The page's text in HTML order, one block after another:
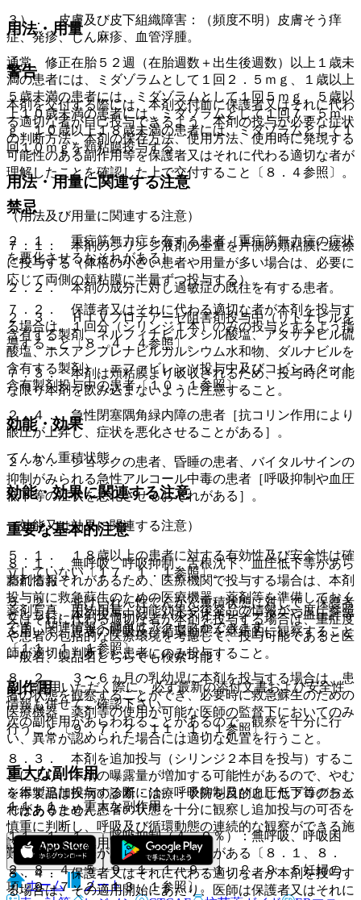
３）． 皮膚及び皮下組織障害：（頻度不明）皮膚そう痒
症、発疹、じん麻疹、血管浮腫。
警告
本剤を交付する際には、本剤交付前に保護者又はそれに代わ
る適切な者が自己投与できるよう、本剤の投与が必要な症状
の判断方法、本剤の保存方法、使用方法、使用時に発現する
可能性のある副作用等を保護者又はそれに代わる適切な者が
理解したことを確認した上で交付すること〔８．４参照〕。
禁忌
２．１． 重症筋無力症を有する患者［重症筋無力症の症状
を悪化させるおそれがある］。
２．２． 本剤の成分に対し過敏症の既往を有する患者。
２．３． ＨＩＶプロテアーゼ阻害剤投与中（リトナビルを
含有する製剤、ネルフィナビルメシル酸塩、アタザナビル硫
酸塩、ホスアンプレナビルカルシウム水和物、ダルナビルを
含有する製剤）、エファビレンツ投与中及びコビシスタット
含有製剤投与中の患者〔１０．１参照〕。
２．４． 急性閉塞隅角緑内障の患者［抗コリン作用により
眼圧が上昇し、症状を悪化させることがある］。
２．５． ショックの患者、昏睡の患者、バイタルサインの
抑制がみられる急性アルコール中毒の患者［呼吸抑制や血圧
低下等の症状を悪化させるおそれがある］。
重要な基本的注意
８．１． 無呼吸、呼吸抑制、舌根沈下、血圧低下等があら
われるおそれがあるため、医療機関で投与する場合は、本剤
投与前に救急蘇生のための医療機器、薬剤等を準備しておく
とともに、本剤投与中は、パルスオキシメーターや血圧計等
を用いて、患者の呼吸及び循環動態を継続的に観察すること
〔１１．１．１参照〕。
８．２． ３〜６ヵ月の乳幼児に本剤を投与する場合は、患
者の状態を観察することができ、必要時に救急蘇生のための
医療機器、薬剤等の使用が可能な医師の監督下においてのみ
行うこと〔９．７．２、１１．１．１参照〕。
８．３． 本剤を追加投与（シリンジ２本目を投与）するこ
とにより、本剤の曝露量が増加する可能性があるので、やむ
を得ず追加投与する際には、呼吸抑制及び血圧低下等のおそ
れがあるため、患者の状態を十分に観察し追加投与の可否を
慎重に判断し、呼吸及び循環動態の連続的な観察ができる施
設においてのみ用いること。
８．４． 保護者又はそれに代わる適切な者が本剤を投与す
る場合は、その適用開始にあたり、医師は保護者又はそれに
用法・用量
通常、修正在胎５２週（在胎週数＋出生後週数）以上１歳未
満の患者には、ミダゾラムとして１回２．５ｍｇ、１歳以上
５歳未満の患者には、ミダゾラムとして１回５ｍｇ、５歳以
上１０歳未満の患者には、ミダゾラムとして１回７．５ｍ
ｇ、１０歳以上１８歳未満の患者には、ミダゾラムとして１
回１０ｍｇを頬粘膜投与する。
用法・用量に関連する注意
（用法及び用量に関連する注意）
７．１． 本剤のシリンジ液剤の全量を片側の頬粘膜に緩徐
に投与する（体格の小さい患者や用量が多い場合は、必要に
応じて両側の頬粘膜に半量ずつ投与する）。
７．２． 保護者又はそれに代わる適切な者が本剤を投与す
る場合は、１回分（シリンジ１本）のみの投与とするよう指
導すること〔８．４．４参照〕。
７．３． 本剤は頬粘膜より吸収されるため、投与時に可能
な限り本剤を飲み込まないように注意すること。
効能・効果
てんかん重積状態。
効能・効果に関連する注意
（効能又は効果に関連する注意）
５．１． １８歳以上の患者に対する有効性及び安全性は確
立していない〔１７．１．１参照〕。
５．２． 非けいれん性てんかん重積状態に対して、保護者
又はそれに代わる適切な者が本剤を投与する場合は、重症度
や患者の包括的な医療環境を考慮して、投与可能であると医
師が適切に判断した患者にのみ投与すること。
副作用
次の副作用があらわれることがあるので、観察を十分に行
い、異常が認められた場合には適切な処置を行うこと。
重大な副作用
１１．１． 重大な副作用
１１．１．１． 呼吸抑制（４．０％）：無呼吸、呼吸困
難、呼吸停止等があらわれるおそれがある〔８．１、８．
２、８．４．５、９．１．１、９．１．２、９．５妊婦の
項、９．７．２、１３．１参照〕。
薬剤情報
薬剤写真、用法用量、効能効果や後発品の情報が一度に参照
でき、関連情報へ簡単にアクセスができます。
一般名、製品名どちらでも検索可能！
※ ご使用いただく際に、必ず最新の添付文書および安全性
情報も併せてご確認下さい。
※本製品は疾病の診断・治療・予防を目的としたプログラム
ではありません。
ホーム
ノート